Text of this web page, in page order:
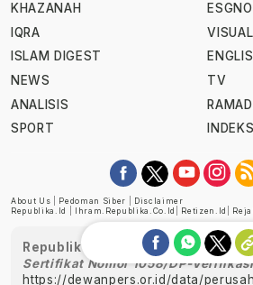
KHAZANAH
IQRA
ISLAM DIGEST
NEWS
ANALISIS
SPORT
VISUAL
TV
INDEKS
About Us Pedoman Siber
Disclaimer
Republika.id
Ihram.republika.co.id Retizen.id
Republika telah diverifikasi oleh
Sertifikat Nomor 1058/DP-
https://dewanpers.or.id/data/